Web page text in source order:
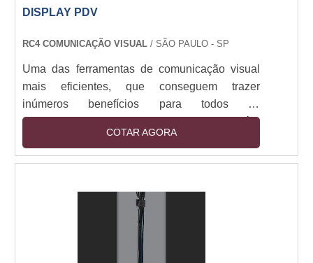
DISPLAY PDV
RC4 COMUNICAÇÃO VISUAL / SÃO PAULO - SP
Uma das ferramentas de comunicação visual
mais eficientes, que conseguem trazer
inúmeros benefícios para todos os
estabelecimentos que fazem sua utilização é o
display PDV. Os displays podem ser
produzidos em diversos tamanhos, formatos e
de clientes para que estes se sintam atraídos
pelos produtos que a empresa oferece. Os
displays podem ser utilizados em diversos
estabelecimentos, por exemplo: Shop....
COTAR AGORA